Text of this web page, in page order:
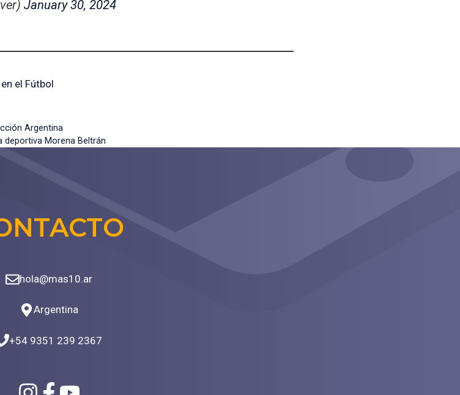
January 30, 2024
el Fútbol
Argentina
deportiva Morena Beltrán
hola@mas10.ar
Argentina
+54 9351 239 2367